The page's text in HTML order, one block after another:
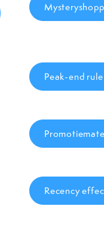
Peak-end rule
Recency